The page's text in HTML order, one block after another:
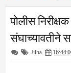
शेळ्यांवर तुटून
देतो' म्हणत १७
पोलीस
संघाच्यावतीने
Jilha